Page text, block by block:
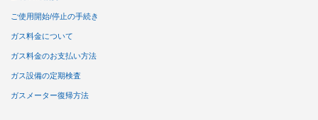
ご使用開始/停止の手続き
ガス料金について
ガス料金のお支払い方法
ガス設備の定期検査
ガスメーター復帰方法